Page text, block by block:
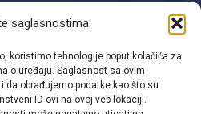
saglasnostima
koristimo tehnologije poput kolačića za
o uređaju. Saglasnost sa ovim
obrađujemo podatke kao što su
ID-ovi na ovoj veb lokaciji.
godine. Jedina smo
tonera i ketridža na području